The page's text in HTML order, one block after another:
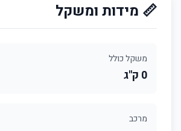
📏 מידות ומשקל
משקל כולל
0 ק"ג
מרכב